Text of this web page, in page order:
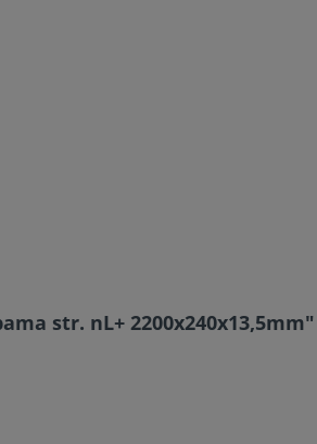
str. nL+ 2200x240x13,5mm"